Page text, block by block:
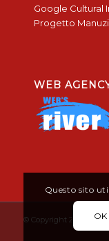
Google Cultural
Progetto
WEB
© Copyright 2019 -
Questo sito
OK